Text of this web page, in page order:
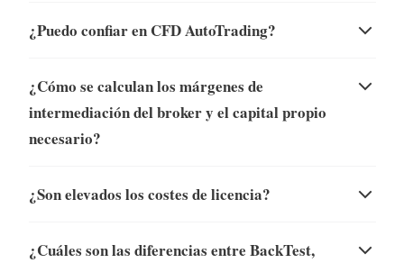
¿Puedo confiar en CFD AutoTrading?
¿Cómo se calculan los márgenes de
intermediación del broker y el capital propio
necesario?
¿Son elevados los costes de licencia?
¿Cuáles son las diferencias entre BackTest,